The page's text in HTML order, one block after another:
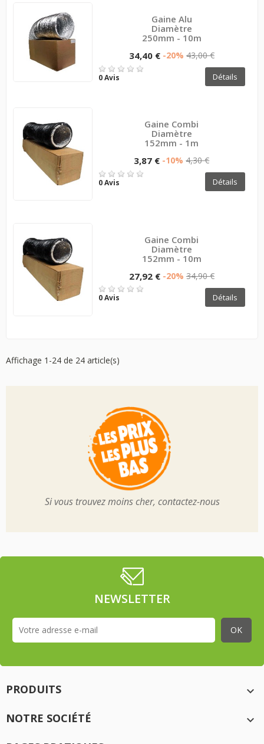
Gaine Alu
Diamètre
250mm - 10m
34,40 € -20% 43,00 €
0 Avis Détails
Gaine Combi
Diamètre
152mm - 1m
3,87 € -10% 4,30 €
0 Avis Détails
Gaine Combi
Diamètre
152mm - 10m
27,92 € -20% 34,90 €
0 Avis Détails
Affichage 1-24 de 24 article(s)
Si vous trouvez moins cher, contactez-nous
NEWSLETTER
PRODUITS

NOTRE SOCIÉTÉ
